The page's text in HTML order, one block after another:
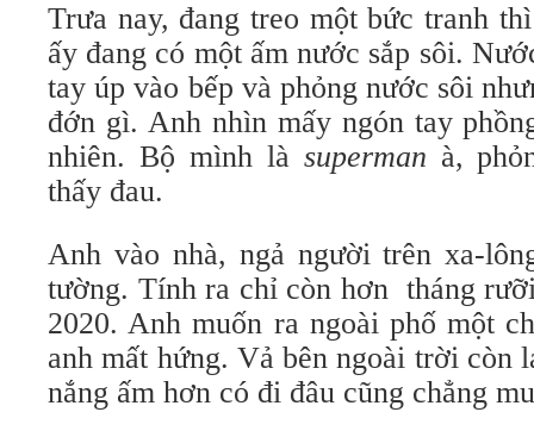
Trưa nay, đang treo một bức tranh
ấy đang có một ấm nước sắp sôi.
tay úp vào bếp và phỏng nước sôi
đớn gì. Anh nhìn mấy ngón tay
nhiên. Bộ mình là superman à,
thấy đau.
Anh vào nhà, ngả người trên xa-
tường. Tính ra chỉ còn hơn tháng
2020. Anh muốn ra ngoài phố một
anh mất hứng. Vả bên ngoài trời còn
nắng ấm hơn có đi đâu cũng chẳng